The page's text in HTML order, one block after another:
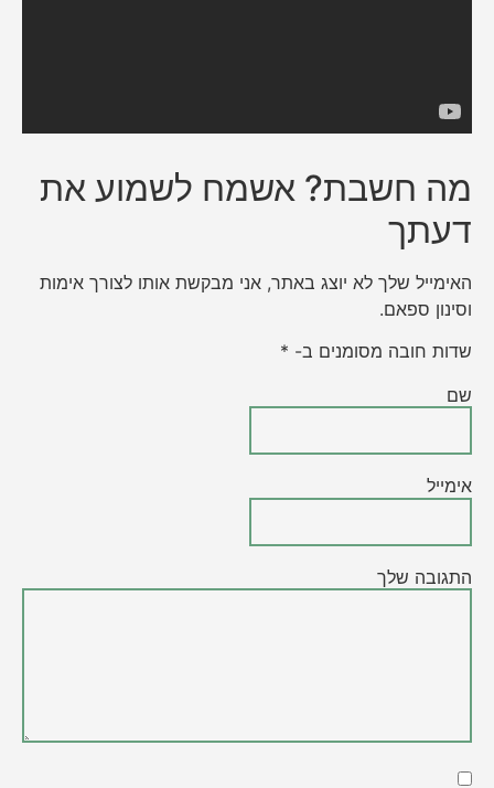
מה חשבת? אשמח לשמוע את
דעתך
האימייל שלך לא יוצג באתר, אני מבקשת אותו לצורך אימות
וסינון ספאם.
שדות חובה מסומנים ב- *
שם
אימייל
התגובה שלך